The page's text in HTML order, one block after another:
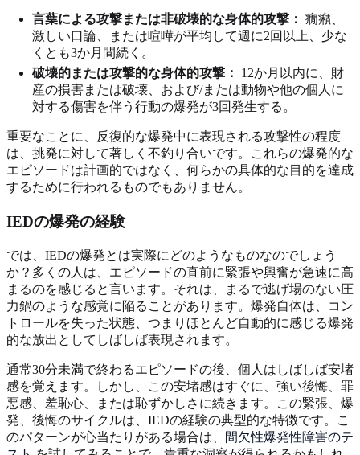
言葉による攻撃または非破壊的な身体的攻撃： 癇癪、
激しい口論、または喧嘩が平均して週に2回以上、少な
くとも3か月間続く。
破壊的または攻撃的な身体的攻撃：
12か月以内に、財
産の損害または破壊、および/または動物や他の個人に
対する傷害を伴う行動の爆発が3回発生する。
重要なことに、反復的な爆発中に表現される攻撃性の程度
は、挑発に対して著しく不釣り合いです。これらの爆発的な
エピソードは計画的ではなく、何らかの具体的な目的を達成
するために行われるものでもありません。
IEDの爆発の経験
では、IEDの爆発とは実際にどのようなものなのでしょう
か？多くの人は、エピソードの直前に緊張や興奮が急速に高
まるのを感じると言います。それは、まるで逃げ場のない圧
力鍋のような感覚に陥ることがあります。爆発自体は、コン
トロールを失った状態、つまりほとんど自動的に感じる爆発
的な放出としてしばしば表現されます。
通常30分未満で終わるエピソードの後、個人はしばしば安堵
感を覚えます。しかし、この安堵感はすぐに、強い後悔、罪
悪感、羞恥心、または恥ずかしさに続きます。この緊張、爆
発、後悔のサイクルは、IEDの経験の典型的な特徴です。こ
のパターンが心当たりがある場合は、
間欠性爆発性障害のテ